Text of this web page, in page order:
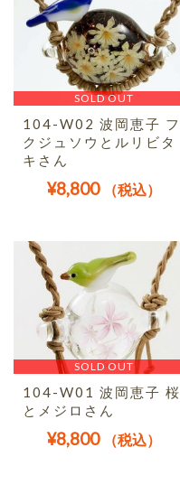
SOLD OUT
104-W02 波岡恵子 フ
クジュソウとルリビタ
キさん
¥8,800 （税込）
SOLD OUT
104-W01 波岡恵子 桜
とメジロさん
¥8,800 （税込）